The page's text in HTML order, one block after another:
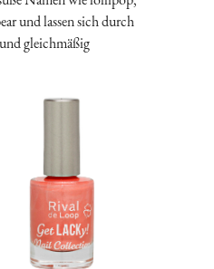
und lassen sich durch
gleichmäßig